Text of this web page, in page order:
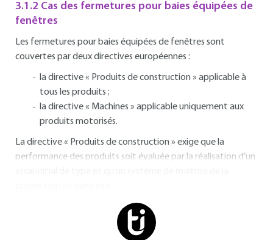
3.1.2 Cas des fermetures pour baies équipées de
fenêtres
Les fermetures pour baies équipées de fenêtres sont
couvertes par deux directives européennes :
la directive « Produits de construction » applicable à
tous les produits ;
la directive « Machines » applicable uniquement aux
produits motorisés.
La directive « Produits de construction » exige que la
performance des produits soit évaluée par la réalisation d’un